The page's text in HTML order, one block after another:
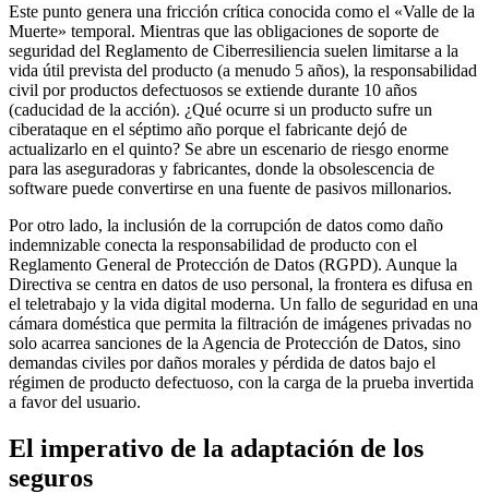
Este punto genera una fricción crítica conocida como el «Valle de la
Muerte» temporal. Mientras que las obligaciones de soporte de
seguridad del Reglamento de Ciberresiliencia suelen limitarse a la
vida útil prevista del producto (a menudo 5 años), la responsabilidad
civil por productos defectuosos se extiende durante 10 años
(caducidad de la acción). ¿Qué ocurre si un producto sufre un
ciberataque en el séptimo año porque el fabricante dejó de
actualizarlo en el quinto? Se abre un escenario de riesgo enorme
para las aseguradoras y fabricantes, donde la obsolescencia de
software puede convertirse en una fuente de pasivos millonarios.
Por otro lado, la inclusión de la corrupción de datos como daño
indemnizable conecta la responsabilidad de producto con el
Reglamento General de Protección de Datos (RGPD). Aunque la
Directiva se centra en datos de uso personal, la frontera es difusa en
el teletrabajo y la vida digital moderna. Un fallo de seguridad en una
cámara doméstica que permita la filtración de imágenes privadas no
solo acarrea sanciones de la Agencia de Protección de Datos, sino
demandas civiles por daños morales y pérdida de datos bajo el
régimen de producto defectuoso, con la carga de la prueba invertida
a favor del usuario.
El imperativo de la adaptación de los
seguros